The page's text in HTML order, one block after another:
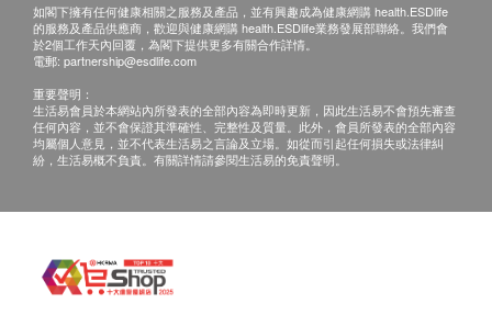
如閣下擁有任何健康相關之服務及產品，並有興趣成為健康網購 health.ESDlife
的服務及產品供應商，歡迎與健康網購 health.ESDlife業務發展部聯絡。我們會
於2個工作天內回覆，為閣下提供更多有關合作詳情。
電郵: partnership@esdlife.com
重要聲明：
生活易會員於本網站內所發表的全部內容為即時更新，因此生活易不會預先審查
任何內容，並不會保證其準確性、完整性及質量。此外，會員所發表的全部內容
均屬個人意見，並不代表生活易之言論及立場。如從而引起任何損失或法律糾
紛，生活易概不負責。有關詳情請參閱生活易的免責聲明。